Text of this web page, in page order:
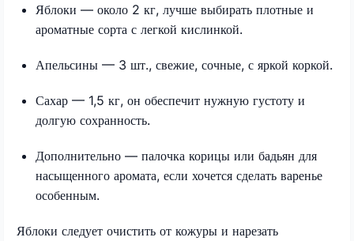
Яблоки — около 2 кг, лучше выбирать плотные и
ароматные сорта с легкой кислинкой.​
Апельсины — 3 шт., свежие, сочные, с яркой коркой.
Сахар — 1,5 кг, он обеспечит нужную густоту и
долгую сохранность.
Дополнительно — палочка корицы или бадьян для
насыщенного аромата, если хочется сделать варенье
особенным.
Яблоки следует очистить от кожуры и нарезать